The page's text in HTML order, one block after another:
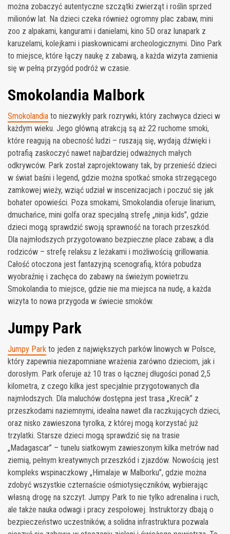
można zobaczyć autentyczne szczątki zwierząt i roślin sprzed
milionów lat. Na dzieci czeka również ogromny plac zabaw, mini
zoo z alpakami, kangurami i danielami, kino 5D oraz lunapark z
karuzelami, kolejkami i piaskownicami archeologicznymi. Dino Park
to miejsce, które łączy naukę z zabawą, a każda wizyta zamienia
się w pełną przygód podróż w czasie.
Smokolandia Malbork
Smokolandia to niezwykły park rozrywki, który zachwyca dzieci w
każdym wieku. Jego główną atrakcją są aż 22 ruchome smoki,
które reagują na obecność ludzi – ruszają się, wydają dźwięki i
potrafią zaskoczyć nawet najbardziej odważnych małych
odkrywców. Park został zaprojektowany tak, by przenieść dzieci
w świat baśni i legend, gdzie można spotkać smoka strzegącego
zamkowej wieży, wziąć udział w inscenizacjach i poczuć się jak
bohater opowieści. Poza smokami, Smokolandia oferuje linarium,
dmuchańce, mini golfa oraz specjalną strefę „ninja kids”, gdzie
dzieci mogą sprawdzić swoją sprawność na torach przeszkód.
Dla najmłodszych przygotowano bezpieczne place zabaw, a dla
rodziców – strefę relaksu z leżakami i możliwością grillowania.
Całość otoczona jest fantazyjną scenografią, która pobudza
wyobraźnię i zachęca do zabawy na świeżym powietrzu.
Smokolandia to miejsce, gdzie nie ma miejsca na nudę, a każda
wizyta to nowa przygoda w świecie smoków.
Jumpy Park
Jumpy Park to jeden z największych parków linowych w Polsce,
który zapewnia niezapomniane wrażenia zarówno dzieciom, jak i
dorosłym. Park oferuje aż 10 tras o łącznej długości ponad 2,5
kilometra, z czego kilka jest specjalnie przygotowanych dla
najmłodszych. Dla maluchów dostępna jest trasa „Krecik” z
przeszkodami naziemnymi, idealna nawet dla raczkujących dzieci,
oraz nisko zawieszona tyrolka, z której mogą korzystać już
trzylatki. Starsze dzieci mogą sprawdzić się na trasie
„Madagascar” – tunelu siatkowym zawieszonym kilka metrów nad
ziemią, pełnym kreatywnych przeszkód i zjazdów. Nowością jest
kompleks wspinaczkowy „Himalaje w Malborku”, gdzie można
zdobyć wszystkie czternaście ośmiotysięczników, wybierając
własną drogę na szczyt. Jumpy Park to nie tylko adrenalina i ruch,
ale także nauka odwagi i pracy zespołowej. Instruktorzy dbają o
bezpieczeństwo uczestników, a solidna infrastruktura pozwala